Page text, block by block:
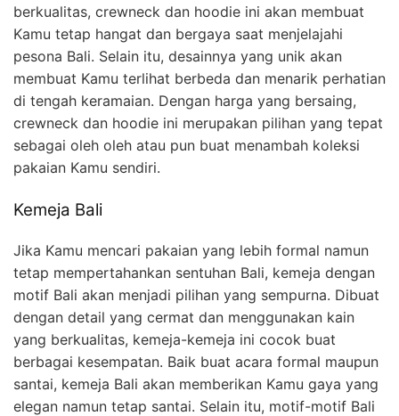
berkualitas, crewneck dan hoodie ini akan membuat
Kamu tetap hangat dan bergaya saat menjelajahi
pesona Bali. Selain itu, desainnya yang unik akan
membuat Kamu terlihat berbeda dan menarik perhatian
di tengah keramaian. Dengan harga yang bersaing,
crewneck dan hoodie ini merupakan pilihan yang tepat
sebagai oleh oleh atau pun buat menambah koleksi
pakaian Kamu sendiri.
Kemeja Bali
Jika Kamu mencari pakaian yang lebih formal namun
tetap mempertahankan sentuhan Bali, kemeja dengan
motif Bali akan menjadi pilihan yang sempurna. Dibuat
dengan detail yang cermat dan menggunakan kain
yang berkualitas, kemeja-kemeja ini cocok buat
berbagai kesempatan. Baik buat acara formal maupun
santai, kemeja Bali akan memberikan Kamu gaya yang
elegan namun tetap santai. Selain itu, motif-motif Bali